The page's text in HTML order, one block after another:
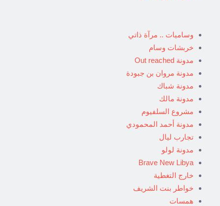
وساميات .. مرآة ذاتي
خربشات وسام
مدونة Out reached
مدونة مروان بن جبودة
مدونة شباك
مدونة مالك
مشروع السلفيوم
مدونة أحمد المحمودي
تجارب ليال
مدونة لولو
Brave New Libya
خارج التغطية
خواطر بنت الشريف
همسات